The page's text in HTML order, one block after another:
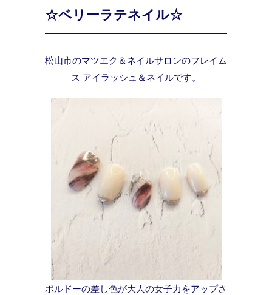
☆ベリーラテネイル☆
松山市のマツエク＆ネイルサロンのフレイム
ス アイラッシュ＆ネイルです。
ボルドーの差し色が大人の女子力をアップさ